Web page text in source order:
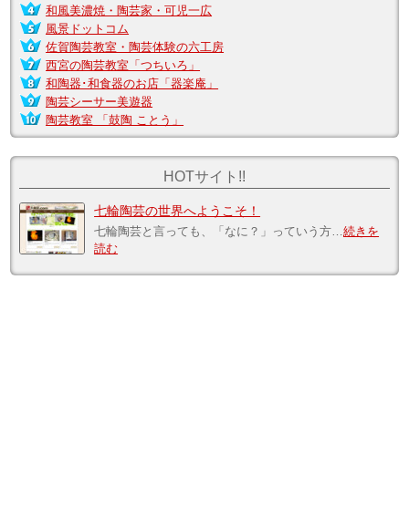
和風美濃焼・陶芸家・可児一広
風景ドットコム
佐賀陶芸教室・陶芸体験の六工房
西宮の陶芸教室「つちいろ」
和陶器･和食器のお店「器楽庵」
陶芸シーサー美遊器
陶芸教室 「鼓陶 ことう」
HOTサイト!!
七輪陶芸の世界へようこそ！
七輪陶芸と言っても、「なに？」っていう方…続きを
読む